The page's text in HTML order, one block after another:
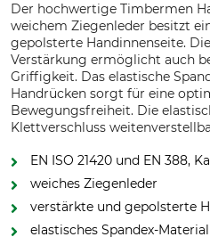
Der hochwertige Timbermen
weichem Ziegenleder besitzt
gepolsterte Handinnenseite.
Verstärkung ermöglicht auch
Griffigkeit. Das elastische
Handrücken sorgt für eine
Bewegungsfreiheit. Die
Klettverschluss
EN ISO 21420 und EN 388,
weiches Ziegenleder
verstärkte und gepolsterte
elastisches Spandex-